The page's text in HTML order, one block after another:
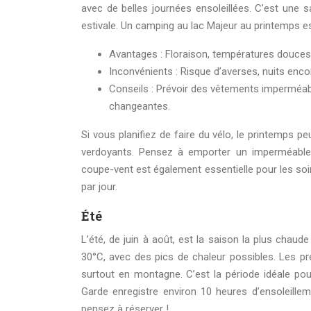
avec de belles journées ensoleillées. C’est
estivale. Un camping au lac Majeur au printemps
Avantages : Floraison, températures
Inconvénients : Risque d’averses, nuits
Conseils : Prévoir des vêtements
changeantes.
Si vous planifiez de faire du vélo, le printemps
verdoyants. Pensez à emporter un
coupe-vent est également essentielle pour les
par jour.
Été
L’été, de juin à août, est la saison la plus
30°C, avec des pics de chaleur possibles. Les
surtout en montagne. C’est la période idéale
Garde enregistre environ 10 heures